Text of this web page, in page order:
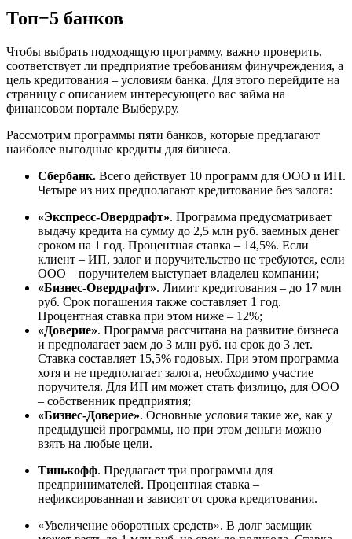
Топ−5 банков
Чтобы выбрать подходящую программу, важно проверить,
соответствует ли предприятие требованиям финучреждения, а
цель кредитования – условиям банка. Для этого перейдите на
страницу с описанием интересующего вас займа на
финансовом портале Выберу.ру.
Рассмотрим программы пяти банков, которые предлагают
наиболее выгодные кредиты для бизнеса.
Сбербанк. Всего действует 10 программ для ООО и ИП.
Четыре из них предполагают кредитование без залога:
«Экспресс-Овердрафт». Программа предусматривает
выдачу кредита на сумму до 2,5 млн руб. заемных денег
сроком на 1 год. Процентная ставка – 14,5%. Если
клиент – ИП, залог и поручительство не требуются, если
ООО – поручителем выступает владелец компании;
«Бизнес-Овердрафт». Лимит кредитования – до 17 млн
руб. Срок погашения также составляет 1 год.
Процентная ставка при этом ниже – 12%;
«Доверие». Программа рассчитана на развитие бизнеса
и предполагает заем до 3 млн руб. на срок до 3 лет.
Ставка составляет 15,5% годовых. При этом программа
хотя и не предполагает залога, необходимо участие
поручителя. Для ИП им может стать физлицо, для ООО
– собственник предприятия;
«Бизнес-Доверие». Основные условия такие же, как у
предыдущей программы, но при этом деньги можно
взять на любые цели.
Тинькофф. Предлагает три программы для
предпринимателей. Процентная ставка –
нефиксированная и зависит от срока кредитования.
«Увеличение оборотных средств». В долг заемщик